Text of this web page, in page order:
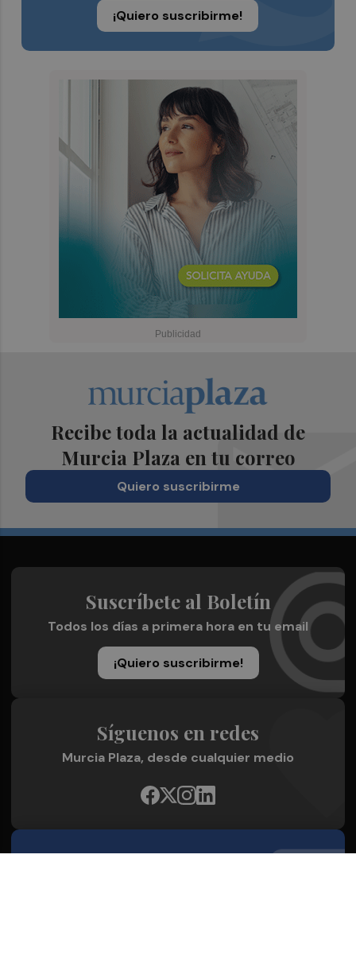
¡Quiero suscribirme!
Recibe toda la actualidad de
Murcia Plaza en tu correo
Quiero suscribirme
Suscríbete al Boletín
Todos los días a primera hora en tu email
¡Quiero suscribirme!
Síguenos en redes
Murcia Plaza, desde cualquier medio